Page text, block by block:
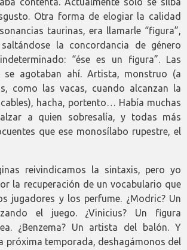
Otra forma de elogiar la calidad
taurinas, era llamarle “figura”,
saltándose la concordancia de género
“ése es un figura”. Las
se agotaban ahí. Artista, monstruo (a
como las vacas, cuando alcanzan la
hacha, portento… Había muchas
a quien sobresalía, y todas más
que ese monosílabo rupestre, el
reivindicamos la sintaxis, pero yo
la recuperación de un vocabulario que
jugadores y los perfume. ¿Modric? Un
el juego. ¿Vinicius? Un figura
¿Benzema? Un artista del balón. Y
próxima temporada, deshagámonos del